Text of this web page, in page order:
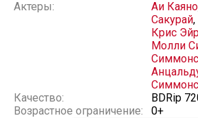
Актеры:
Аи Каяно
Сакурай,
Крис
Молли
Симмонс
Симмонс
Качество:
BDRip
Возрастное ограничение:
0+